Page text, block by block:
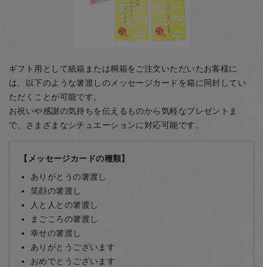
ギフト用として紙箱または桐箱をご注文いただいたお客様に
は、以下のような箸渡しのメッセージカードを箱に同封してい
ただくことが可能です。
お祝いや感謝の気持ちを伝えるものから気軽なプレゼントま
で、さまざまなシチュエーションに対応可能です。
【メッセージカードの種類】
ありがとうの箸渡し
笑顔の箸渡し
人と人との箸渡し
まごころの箸渡し
幸せの箸渡し
ありがとうございます
おめでとうございます